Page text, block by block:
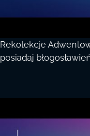
Rekolekcje
posiadaj